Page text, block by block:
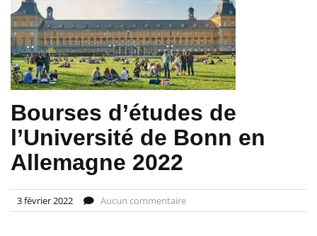
Bourses d’études de
l’Université de Bonn en
Allemagne 2022
3 février 2022 Aucun commentaire